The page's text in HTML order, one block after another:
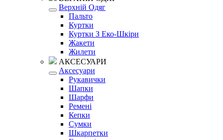
Верхній Одяг
Пальто
Куртки
Куртки З Еко-Шкіри
Жакети
Жилети
АКСЕСУАРИ
Аксесуари
Рукавички
Шапки
Шарфи
Ремені
Кепки
Сумки
Шкарпетки